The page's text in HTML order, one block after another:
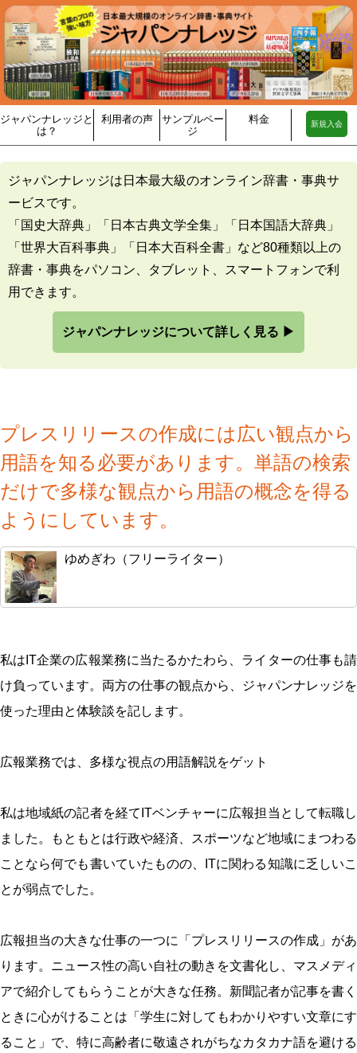
ジャパンナレッジと
は？
利用者の声
サンプルペー
ジ
料金 新規入会
ジャパンナレッジは日本最大級のオンライン辞書・事典サ
ービスです。
「国史大辞典」「日本古典文学全集」「日本国語大辞典」
「世界大百科事典」「日本大百科全書」など80種類以上の
辞書・事典をパソコン、タブレット、スマートフォンで利
用できます。
ジャパンナレッジについて詳しく見る ▶
プレスリリースの作成には広い観点から
用語を知る必要があります。単語の検索
だけで多様な観点から用語の概念を得る
ようにしています。
ゆめぎわ（フリーライター）
私はIT企業の広報業務に当たるかたわら、ライターの仕事も請
け負っています。両方の仕事の観点から、ジャパンナレッジを
使った理由と体験談を記します。
広報業務では、多様な視点の用語解説をゲット
私は地域紙の記者を経てITベンチャーに広報担当として転職し
ました。もともとは行政や経済、スポーツなど地域にまつわる
ことなら何でも書いていたものの、ITに関わる知識に乏しいこ
とが弱点でした。
広報担当の大きな仕事の一つに「プレスリリースの作成」があ
ります。ニュース性の高い自社の動きを文書化し、マスメディ
アで紹介してもらうことが大きな任務。新聞記者が記事を書く
ときに心がけることは「学生に対してもわかりやすい文章にす
ること」で、特に高齢者に敬遠されがちなカタカナ語を避ける